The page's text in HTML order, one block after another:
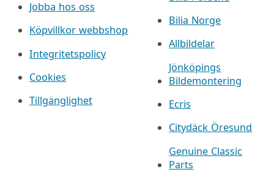
Jobba hos oss
Köpvillkor webbshop
Integritetspolicy
Cookies
Tillgänglighet
Bilia Norge
Allbildelar
Jönköpings
Bildemontering
Ecris
Citydäck Öresund
Genuine Classic
Parts